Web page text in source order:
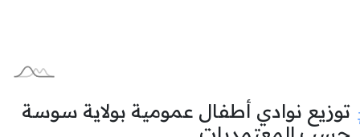
توزيع نوادي أطفال عمومية بولاية سوسة